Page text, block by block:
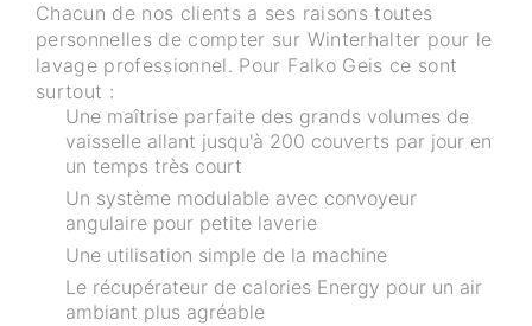
Chacun de nos clients a ses raisons toutes
personnelles de compter sur Winterhalter pour le
lavage professionnel. Pour Falko Geis ce sont
surtout :
Une maîtrise parfaite des grands volumes de
vaisselle allant jusqu'à 200 couverts par jour en
un temps très court
Un système modulable avec convoyeur
angulaire pour petite laverie
Une utilisation simple de la machine
Le récupérateur de calories Energy pour un air
ambiant plus agréable